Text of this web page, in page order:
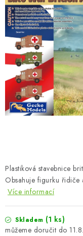
DOPLŇKY K
BARVY A POMŮCKY
PUBLIKACE
SKY RIDERS COFFEE
PRODÁVANÉ
Velkoobchod (B2B)
Plastiková stavebnice
Obsahuje figurku řidiče
Více informací
Skladem (1 ks)